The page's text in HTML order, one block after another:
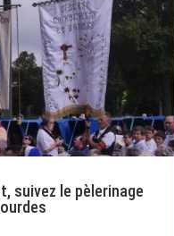
suivez le pèlerinage